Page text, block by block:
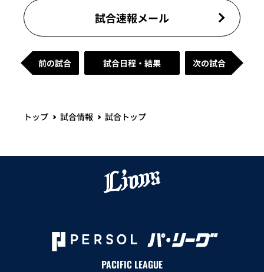
試合速報メール
前の試合 試合日程・結果 次の試合
トップ 試合情報 試合トップ
PACIFIC LEAGUE